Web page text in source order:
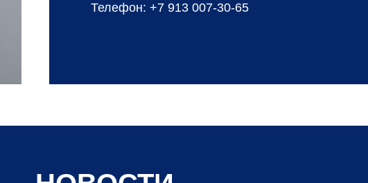
Телефон: +7 913 007-30-65